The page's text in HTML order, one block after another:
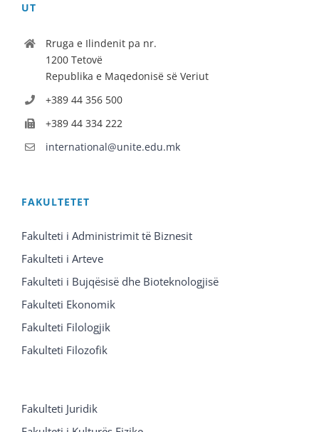
UT
Rruga e Ilindenit pa nr.
1200 Tetovë
Republika e Maqedonisë së Veriut
+389 44 356 500
+389 44 334 222
international@unite.edu.mk
FAKULTETET
Fakulteti i Administrimit të Biznesit
Fakulteti i Arteve
Fakulteti i Bujqësisë dhe Bioteknologjisë
Fakulteti Ekonomik
Fakulteti Filologjik
Fakulteti Filozofik
Fakulteti Juridik